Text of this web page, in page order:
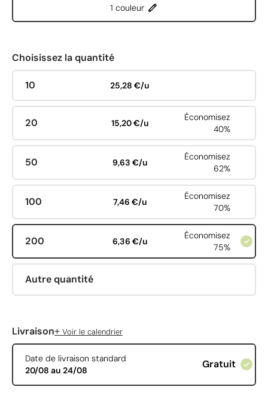
1 couleur
Choisissez la quantité
10 25,28 €/u
20 15,20 €/u
Économisez
40%
50 9,63 €/u
Économisez
62%
100 7,46 €/u
Économisez
70%
200 6,36 €/u
Économisez
75%
Autre quantité
Livraison+ Voir le calendrier
Date de livraison standard
20/08 au 24/08
Gratuit